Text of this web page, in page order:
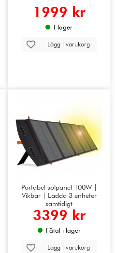
1999 kr
I lager
Lägg i varukorg
Portabel solpanel 100W |
Vikbar | Ladda 3 enheter
samtidigt
3399 kr
Fåtal i lager
Lägg i varukorg